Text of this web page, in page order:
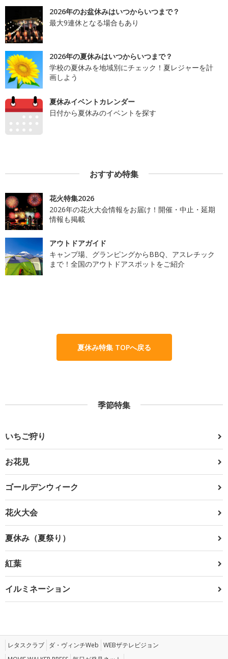
2026年のお盆休みはいつからいつまで？
最大9連休となる場合もあり
2026年の夏休みはいつからいつまで？
学校の夏休みを地域別にチェック！夏レジャーを計
画しよう
夏休みイベントカレンダー
日付から夏休みのイベントを探す
おすすめ特集
花火特集2026
2026年の花火大会情報をお届け！開催・中止・延期
情報も掲載
アウトドアガイド
キャンプ場、グランピングからBBQ、アスレチック
まで！全国のアウトドアスポットをご紹介
夏休み特集 TOPへ戻る
季節特集
いちご狩り
お花見
ゴールデンウィーク
花火大会
夏休み（夏祭り）
紅葉
イルミネーション
レタスクラブ ダ・ヴィンチWeb WEBザテレビジョン